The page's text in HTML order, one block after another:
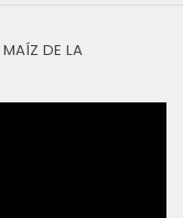
MAÍZ DE LA